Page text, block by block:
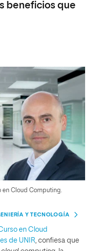
beneficios que
en Cloud Computing.
Y TECNOLOGÍA
en Cloud
de UNIR , confiesa que